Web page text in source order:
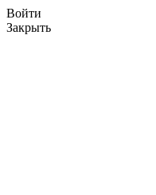
Войти
Закрыть